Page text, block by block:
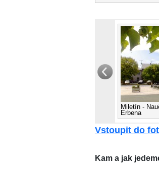
Miletín -
Erbena
Vstoupit do
Kam a jak